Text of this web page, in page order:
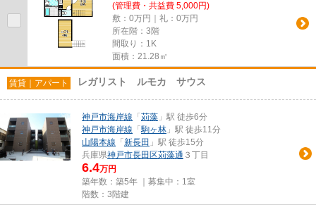
(管理費・共益費 5,000円)
敷：0万円｜礼：0万円
所在階：3階
間取り：1K
面積：21.28㎡
賃貸｜アパート レガリスト ルモカ サウス
神戸市海岸線 「 苅藻 」駅 徒歩6分
神戸市海岸線 「駒ヶ林 」駅 徒歩11分
山陽本線 「 新長田 」駅 徒歩15分
兵庫県神戸市長田区苅藻通 ３丁目
6.4万円
築年数：築5年 ｜募集中： 1室
階数：3階建